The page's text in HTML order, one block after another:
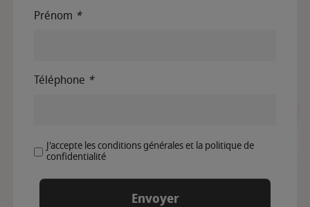
Prénom *
Téléphone *
J'accepte les conditions générales et la politique de
confidentialité